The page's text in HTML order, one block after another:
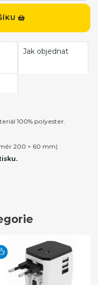
Jak objednat
100% polyester.
200 × 60 mm)